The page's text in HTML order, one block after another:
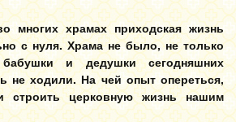
многих храмах приходская жизнь
с нуля. Храма не было, не только
и дедушки сегодняшних
не ходили. На чей опыт опереться,
строить церковную жизнь нашим